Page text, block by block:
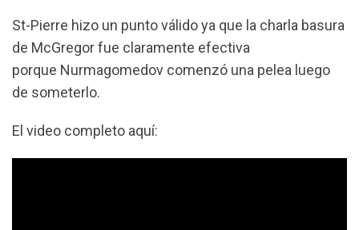
St-Pierre hizo un punto válido ya que la charla basura
de McGregor fue claramente efectiva
porque Nurmagomedov comenzó una pelea luego
de someterlo.
El video completo aquí: